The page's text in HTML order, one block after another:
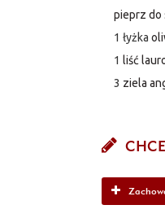
pieprz do
1 łyżka
1 liść
3 ziela